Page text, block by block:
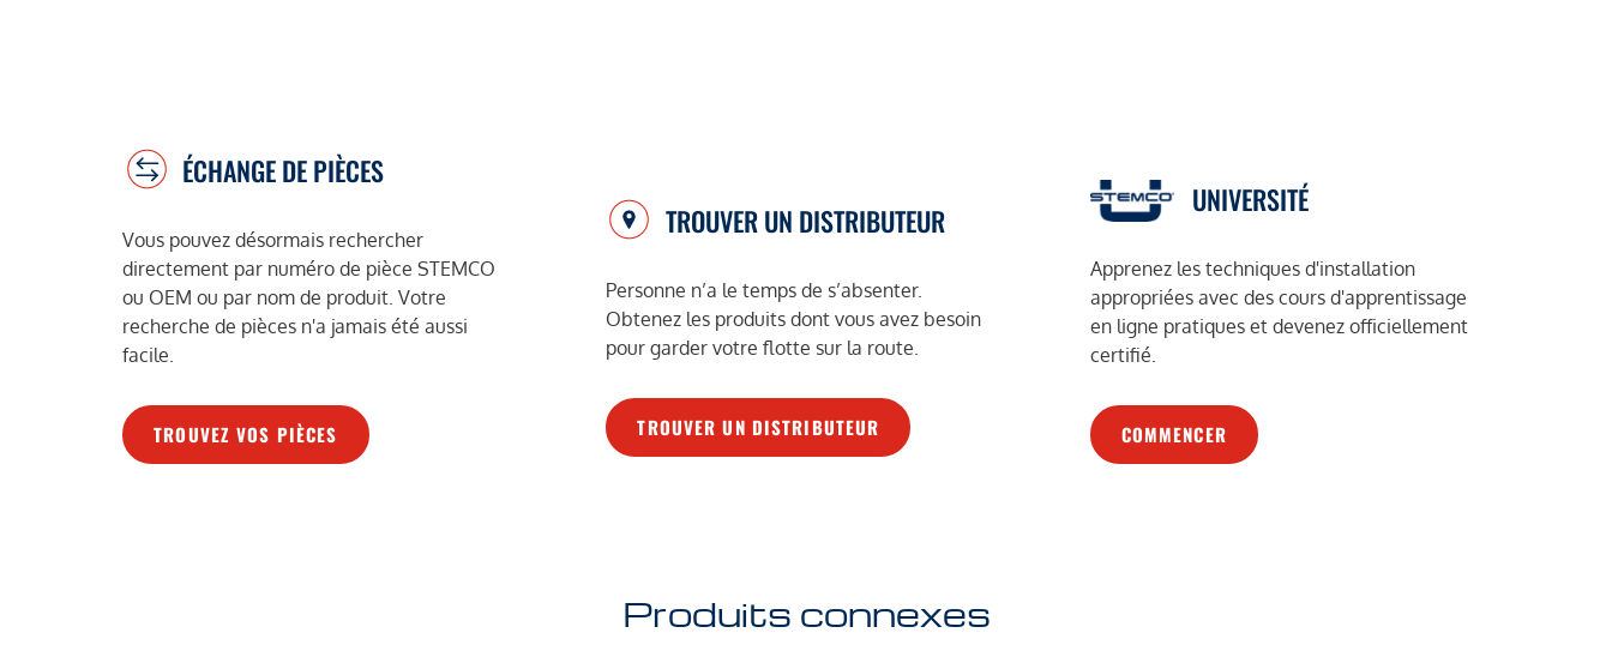
ÉCHANGE DE PIÈCES
Vous pouvez désormais rechercher
directement par numéro de pièce STEMCO
ou OEM ou par nom de produit. Votre
recherche de pièces n'a jamais été aussi
facile.
TROUVEZ VOS PIÈCES
TROUVER UN DISTRIBUTEUR
Personne n’a le temps de s’absenter.
Obtenez les produits dont vous avez besoin
pour garder votre flotte sur la route.
TROUVER UN DISTRIBUTEUR
UNIVERSITÉ
Apprenez les techniques d'installation
appropriées avec des cours d'apprentissage
en ligne pratiques et devenez officiellement
certifié.
COMMENCER
Produits connexes